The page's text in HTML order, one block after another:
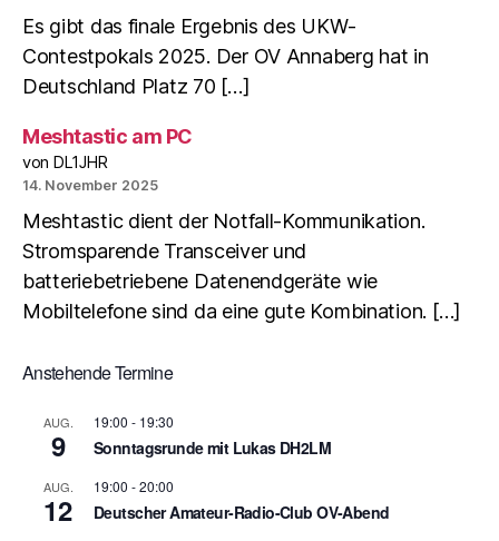
Es gibt das finale Ergebnis des UKW-
Contestpokals 2025. Der OV Annaberg hat in
Deutschland Platz 70 […]
Meshtastic am PC
von DL1JHR
14. November 2025
Meshtastic dient der Notfall-Kommunikation.
Stromsparende Transceiver und
batteriebetriebene Datenendgeräte wie
Mobiltelefone sind da eine gute Kombination. […]
Anstehende Termine
AUG.
9
19:00 - 19:30
Sonntagsrunde mit Lukas DH2LM
AUG.
12
19:00 -20:00
Deutscher Amateur-Radio-Club OV-Abend